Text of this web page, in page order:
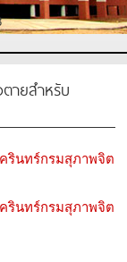
ายสำหรับ
รินทร์กรมสุภาพจิต
รินทร์กรมสุภาพจิต